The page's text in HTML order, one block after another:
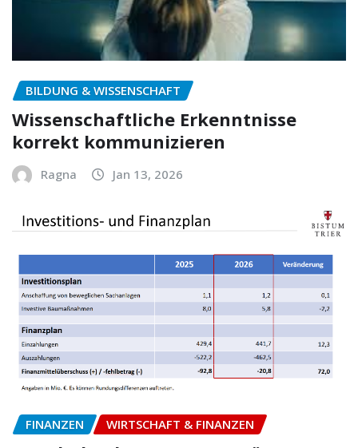
BILDUNG & WISSENSCHAFT
Wissenschaftliche Erkenntnisse
korrekt kommunizieren
Ragna Jan 13, 2026
FINANZEN WIRTSCHAFT & FINANZEN